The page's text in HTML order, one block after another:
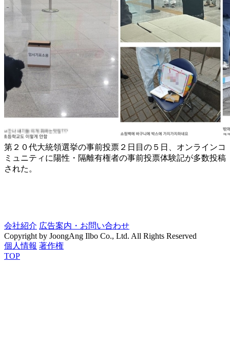
第２０代大統領選挙の事前投票２日目の５日、オンラインコ
ミュニティに陽性・隔離有権者の事前投票体験記が多数投稿
された。
会社紹介 広告案内・お問い合わせ
Copyright by JoongAng Ilbo Co., Ltd. All Rights Reserved
個人情報 著作権
TOP